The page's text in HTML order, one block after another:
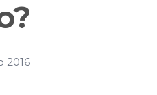
2016